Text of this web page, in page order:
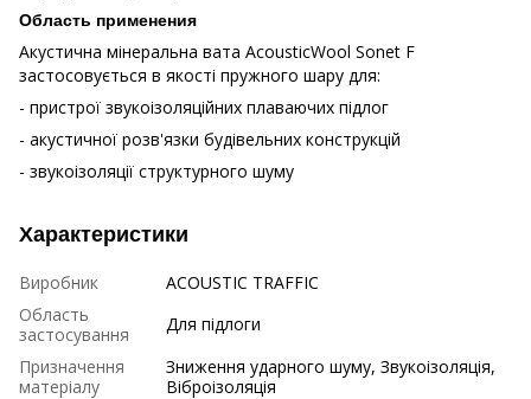
Область применения
Акустична мінеральна вата AcousticWool Sonet F
застосовується в якості пружного шару для:
- пристрої звукоізоляційних плаваючих підлог
- акустичної розв'язки будівельних конструкцій
- звукоізоляції структурного шуму
Характеристики
Виробник
ACOUSTIC TRAFFIC
Область
застосування
Для підлоги
Призначення
матеріалу
Зниження ударного шуму, Звукоізоляція,
Віброізоляція